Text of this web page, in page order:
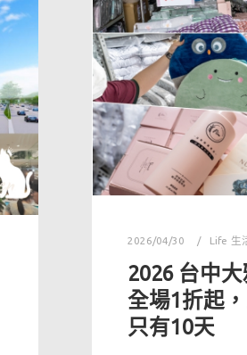
2026/04/30 Life 生
2026 台中
全場1折起
只有10天